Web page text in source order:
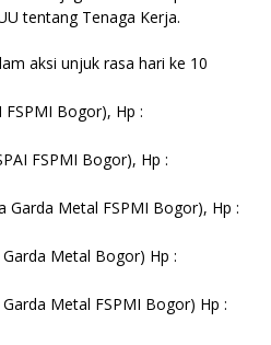
tentang Tenaga Kerja.
aksi unjuk rasa hari ke 10
FSPMI Bogor), Hp :
FSPMI Bogor), Hp :
Garda Metal FSPMI Bogor), Hp :
Metal Bogor) Hp :
Metal FSPMI Bogor) Hp :